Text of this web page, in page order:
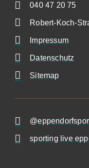
040 47 20 75
Robert-Koch-
Impressum
Datenschutz
Sitemap
sporting live